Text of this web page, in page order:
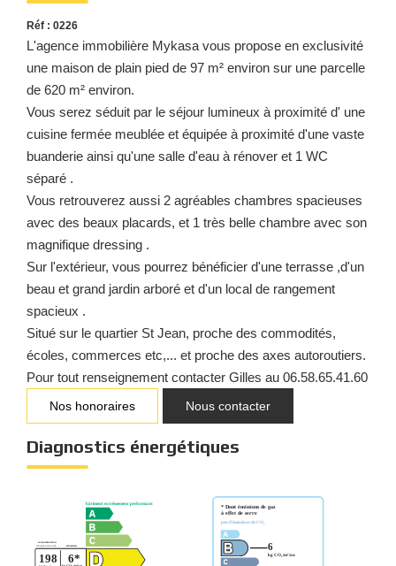
Réf : 0226
L'agence immobilière Mykasa vous propose en exclusivité
une maison de plain pied de 97 m² environ sur une parcelle
de 620 m² environ.
Vous serez séduit par le séjour lumineux à proximité d' une
cuisine fermée meublée et équipée à proximité d'une vaste
buanderie ainsi qu'une salle d'eau à rénover et 1 WC
séparé .
Vous retrouverez aussi 2 agréables chambres spacieuses
avec des beaux placards, et 1 très belle chambre avec son
magnifique dressing .
Sur l'extérieur, vous pourrez bénéficier d'une terrasse ,d'un
beau et grand jardin arboré et d'un local de rangement
spacieux .
Situé sur le quartier St Jean, proche des commodités,
écoles, commerces etc,... et proche des axes autoroutiers.
Pour tout renseignement contacter Gilles au 06.58.65.41.60
Nos honoraires Nous contacter
Diagnostics énergétiques